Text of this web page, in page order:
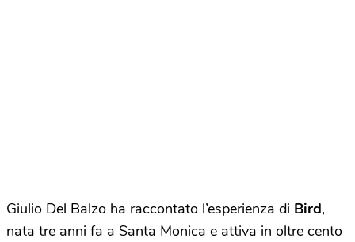
Giulio Del Balzo ha raccontato l’esperienza di Bird,
nata tre anni fa a Santa Monica e attiva in oltre cento